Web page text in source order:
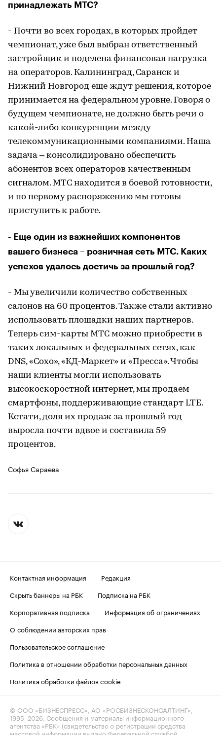
принадлежать МТС?
- Почти во всех городах, в которых пройдет
чемпионат, уже был выбран ответственный
застройщик и поделена финансовая нагрузка
на операторов. Калининград, Саранск и
Нижний Новгород еще ждут решения, которое
принимается на федеральном уровне. Говоря о
будущем чемпионате, не должно быть речи о
какой-либо конкуренции между
телекоммуникационными компаниями. Наша
задача – консолидировано обеспечить
абонентов всех операторов качественным
сигналом. МТС находится в боевой готовности,
и по первому распоряжению мы готовы
приступить к работе.
- Еще один из важнейших компонентов
вашего бизнеса – розничная сеть МТС. Каких
успехов удалось достичь за прошлый год?
- Мы увеличили количество собственных
салонов на 60 процентов. Также стали активно
использовать площадки наших партнеров.
Теперь сим-карты МТС можно приобрести в
таких локальных и федеральных сетях, как
DNS, «Сохо», «КД-Маркет» и «Пресса». Чтобы
наши клиенты могли использовать
высокоскоростной интернет, мы продаем
смартфоны, поддерживающие стандарт LTE.
Кстати, доля их продаж за прошлый год
выросла почти вдвое и составила 59
процентов.
Софья Сараева
Контактная информация
Редакция
Скрыть баннеры на РБК
Подписка на РБК
Корпоративная подписка
Информация об ограничениях
О соблюдении авторских прав
Пользовательское соглашение
Политика в отношении обработки персональных данных
Политика обработки файлов cookie
© ООО «БИЗНЕСПРЕСС», АО «РОСБИЗНЕСКОНСАЛТИНГ»,
1995–2026. Сообщения и материалы информационного
агентства «РБК» (свидетельство о регистрации средства